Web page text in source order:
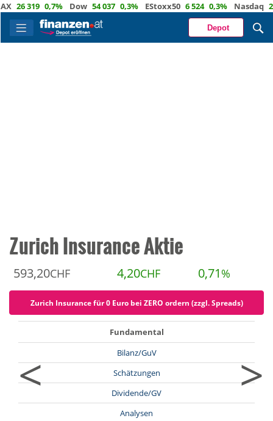
26 319 0,7% Dow 54 037 0,3% EStoxx50 6 524 0,3% Nasdaq 29
Depot
Zurich Insurance Aktie
593,20CHF 4,20CHF 0,71 %
Zurich Insurance für 0 Euro bei ZERO ordern (zzgl. Spreads)
<
Fundamental
Bilanz/GuV
Schätzungen
Dividende/GV
Analysen
>